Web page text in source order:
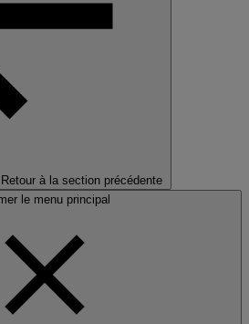
Retour à la section précédente
le menu principal